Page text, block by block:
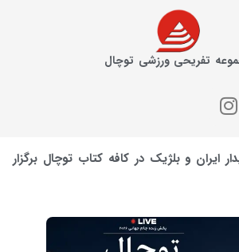
تفریحی ورزشی توچال
ایران و بلژیک در کافه کتاب توچال برگزار